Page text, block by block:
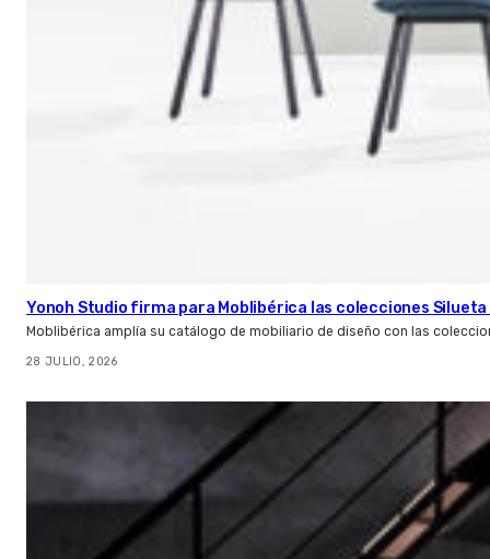
Yonoh Studio firma para Moblibérica las colecciones Silueta
Moblibérica amplía su catálogo de mobiliario de diseño con las
28 JULIO, 2026